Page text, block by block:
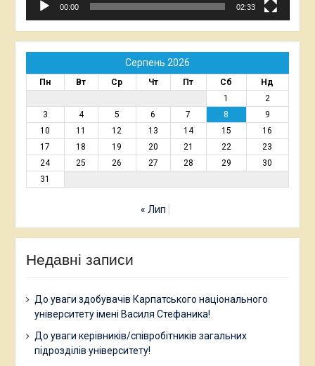
00:00 02:33
Серпень 2026
Пн Вт Ср Чт Пт Сб
Нд
1
2
3
4 5 6 7 8
9
10
11 12 13 14 15
16
17
18 19 20 21 22
23
24
25 26 27 28 29
30
31
« Лип
Недавні записи
До уваги здобувачів Карпатського національного
університету імені Василя Стефаника!
До уваги керівників/співробітників загальних
підрозділів університету!